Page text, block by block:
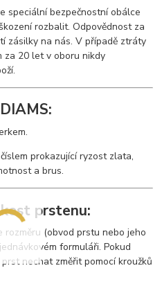
speciální bezpečnostní obálce
rozbalit. Odpovědnost za
zásilky na nás. V případě ztráty
za 20 let v oboru nikdy
prokazující ryzost zlata,
a brus.
prstenu:
(obvod prstu nebo jeho
formuláři. Pokud
nechat změřit pomocí kroužků